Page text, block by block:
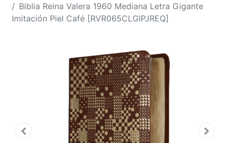
Biblia Reina Valera 1960 Mediana Letra Gigante
Imitación Piel Café [RVR065CLGIPJREQ]